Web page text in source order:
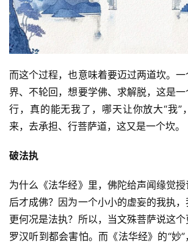
而这个过程，也意味着要迈过两道坎。
界、不轮回，想要学佛、求解脱，这是
行，真的能无我了，哪天让你放大“我”
来，去承担、行菩萨道，这又是一个坎。
破法执
为什么《法华经》里，佛陀给声闻缘觉
后才成佛？因为一个小小的虚妄的我执，
更何况是法执？所以，当文殊菩萨说这
罗汉听到都会害怕。而《法华经》的“妙